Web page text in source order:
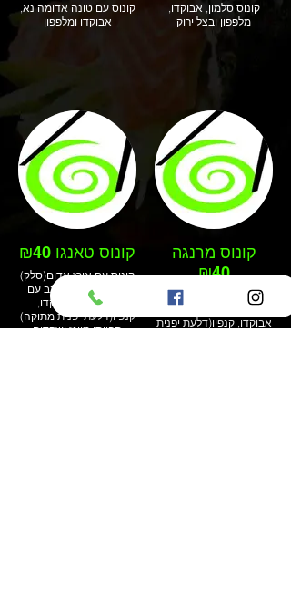
קונוס עם טונה אדומה נא,
אבוקדו ומלפפון
קונוס סלמון, אבוקדו,
מלפפון ובצל ירוק
קונוס טאנגו ₪40
קונוס עם אורז אדום(סלק)
סלמון אפוי מעורבב עם
מיונז יפני, אבוקדו,
קנפיו(דלעת יפנית מתוקה)
ספייסי מיונז ושקדים
קונוס מרנגה
₪40
קונוס עם סלמון אפוי
מעורבב עם מיונז יפני,
אבוקדו, קנפיו(דלעת יפנית